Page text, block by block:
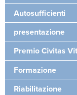
Autosufficienti
presentazione
Premio Civitas
Formazione
Riabilitazione